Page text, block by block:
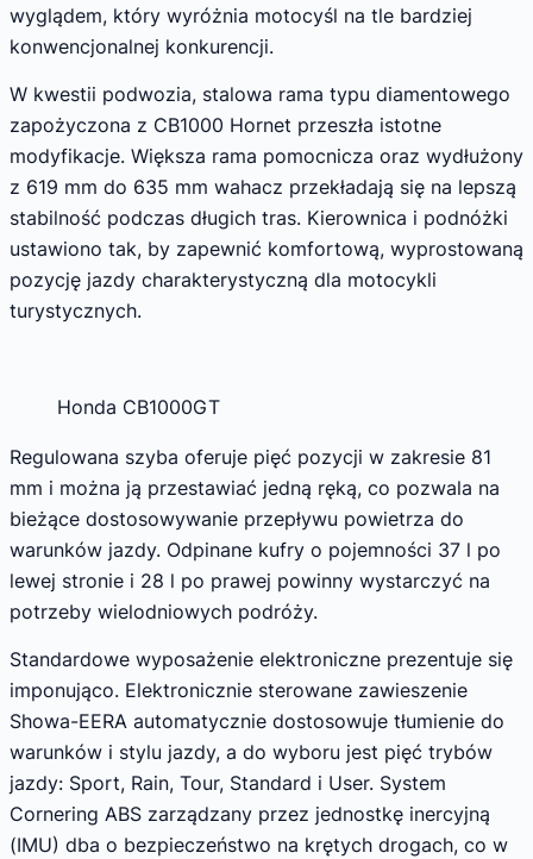
wyglądem, który wyróżnia motocyśl na tle bardziej
konwencjonalnej konkurencji.
W kwestii podwozia, stalowa rama typu diamentowego
zapożyczona z CB1000 Hornet przeszła istotne
modyfikacje. Większa rama pomocnicza oraz wydłużony
z 619 mm do 635 mm wahacz przekładają się na lepszą
stabilność podczas długich tras. Kierownica i podnóżki
ustawiono tak, by zapewnić komfortową, wyprostowaną
pozycję jazdy charakterystyczną dla motocykli
turystycznych.
Honda CB1000GT
Regulowana szyba oferuje pięć pozycji w zakresie 81
mm i można ją przestawiać jedną ręką, co pozwala na
bieżące dostosowywanie przepływu powietrza do
warunków jazdy. Odpinane kufry o pojemności 37 l po
lewej stronie i 28 l po prawej powinny wystarczyć na
potrzeby wielodniowych podróży.
Standardowe wyposażenie elektroniczne prezentuje się
imponująco. Elektronicznie sterowane zawieszenie
Showa-EERA automatycznie dostosowuje tłumienie do
warunków i stylu jazdy, a do wyboru jest pięć trybów
jazdy: Sport, Rain, Tour, Standard i User. System
Cornering ABS zarządzany przez jednostkę inercyjną
(IMU) dba o bezpieczeństwo na krętych drogach, co w